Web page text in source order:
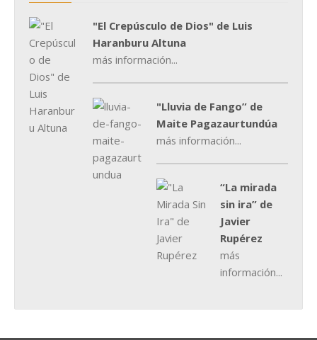
"El Crepúsculo de Dios" de Luis
Haranburu Altuna
más información...
"Lluvia de Fango” de
Maite Pagazaurtundúa
más información...
“La mirada
sin ira” de
Javier
Rupérez
más
información...